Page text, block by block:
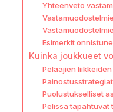
Yhteenveto
Esimerkit
Kuinka joukkueet
Pelaajien
Puolustukselliset
Pelissä tapahtuvat